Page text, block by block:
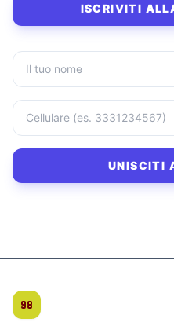
ISCRIVITI
UNISCITI